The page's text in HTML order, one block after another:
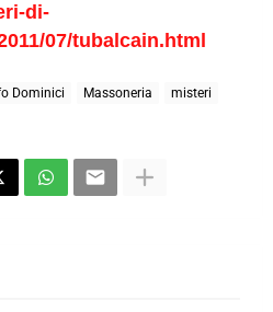
di-
07/tubalcain.html
Dominici Massoneria
misteri